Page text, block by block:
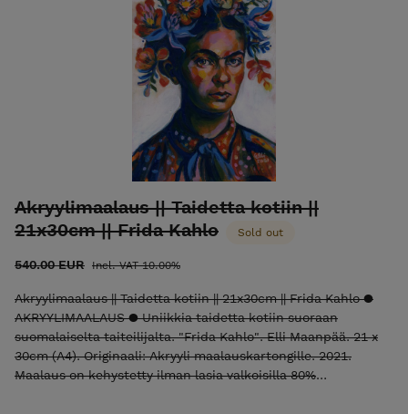
Akryylimaalaus || Taidetta kotiin ||
21x30cm || Frida Kahlo
Sold out
540.00 EUR Incl. VAT 10.00%
Akryylimaalaus || Taidetta kotiin || 21x30cm || Frida Kahlo ●
AKRYYLIMAALAUS ● Uniikkia taidetta kotiin suoraan
suomalaiselta taiteilijalta. "Frida Kahlo". Elli Maanpää. 21 x
30cm (A4). Originaali: Akryyli maalauskartongille. 2021.
Maalaus on kehystetty ilman lasia valkoisilla 80%